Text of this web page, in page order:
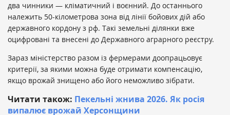
два чинники — кліматичний і воєнний. До останнього
належить 50-кілометрова зона від лінії бойових дій або
державного кордону з рф. Такі земельні ділянки вже
оцифровані та внесені до Державного аграрного реєстру.
Зараз міністерство разом із фермерами доопрацьовує
критерії, за якими можна буде отримати компенсацію,
якщо врожай знищено або його неможливо зібрати.
Читати також: Пекельні жнива 2026. Як росія
випалює врожай Херсонщини